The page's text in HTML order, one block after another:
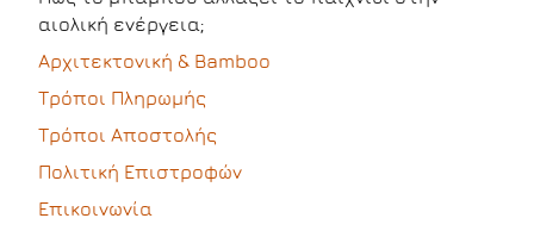
αιολική ενέργεια;
Αρχιτεκτονική & Bamboo
Τρόποι Πληρωμής
Τρόποι Αποστολής
Πολιτική Επιστροφών
Επικοινωνία